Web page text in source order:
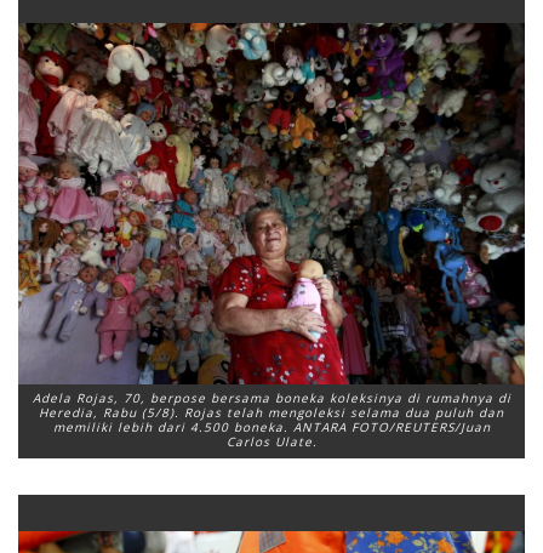
Adela Rojas, 70, berpose bersama boneka koleksinya di rumahnya di
Heredia, Rabu (5/8). Rojas telah mengoleksi selama dua puluh dan
memiliki lebih dari 4.500 boneka. ANTARA FOTO/REUTERS/Juan
Carlos Ulate.